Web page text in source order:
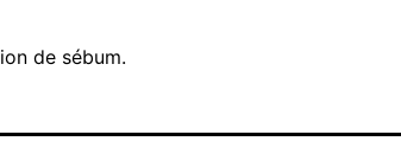
de sébum.